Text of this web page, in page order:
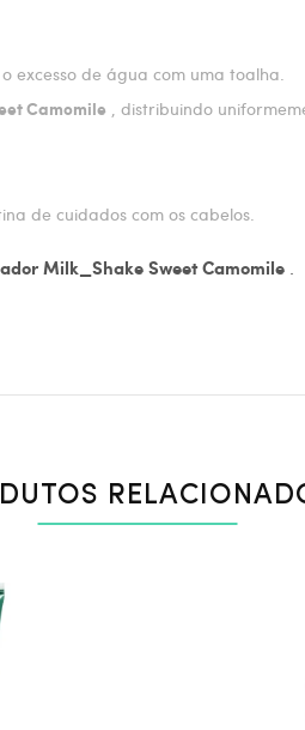
excesso de água com uma toalha.
Camomile , distribuindo
de cuidados com os cabelos.
Milk_Shake Sweet Camomile